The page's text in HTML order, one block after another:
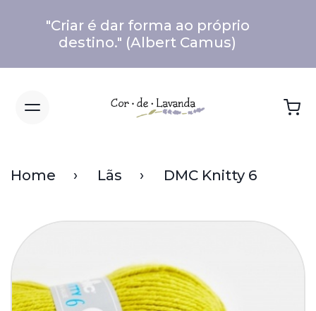
"Criar é dar forma ao próprio
destino." (Albert Camus)
Home Lãs DMC Knitty 6